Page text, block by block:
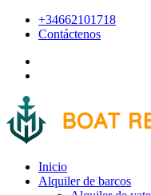
+34662101718
Contáctenos
Inicio
Alquiler de barcos